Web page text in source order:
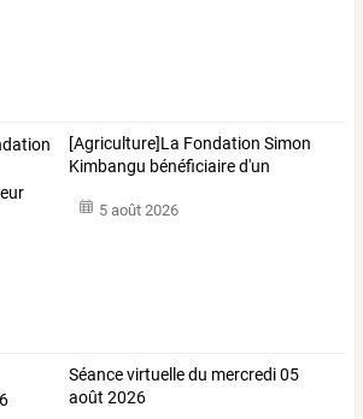
[Agriculture]La Fondation Simon
Kimbangu bénéficiaire d'un
5 août 2026
Séance virtuelle du mercredi 05
août 2026